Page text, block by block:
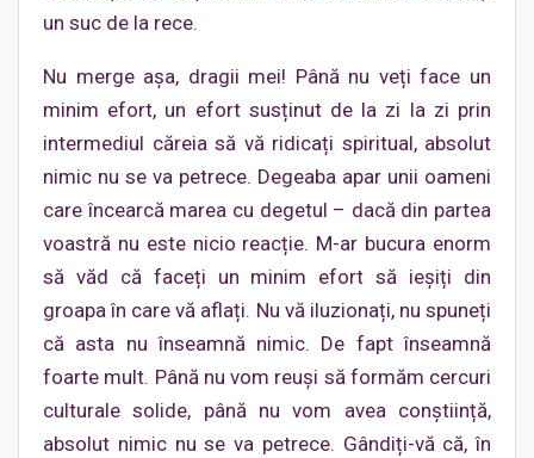
un suc de la rece.
Nu merge așa, dragii mei! Până nu veți face un
minim efort, un efort susținut de la zi la zi prin
intermediul căreia să vă ridicați spiritual, absolut
nimic nu se va petrece. Degeaba apar unii oameni
care încearcă marea cu degetul – dacă din partea
voastră nu este nicio reacție. M-ar bucura enorm
să văd că faceți un minim efort să ieșiți din
groapa în care vă aflați. Nu vă iluzionați, nu spuneți
că asta nu înseamnă nimic. De fapt înseamnă
foarte mult. Până nu vom reuși să formăm cercuri
culturale solide, până nu vom avea conștiință,
absolut nimic nu se va petrece. Gândiți-vă că, în